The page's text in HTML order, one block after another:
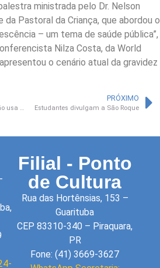
ministrada pelo Dr. Nelson
da Pastoral da Criança, que abordou o
– um tema de saúde pública”,
Nilza Costa, da World
o cenário atual da gravidez
Desapegue do que você não usa mais
PRÓXIMO
Estudantes divulgam a São Roque
Filial - Ponto
de Cultura
Rua das Hortênsias, 153 –
Guarituba
CEP 83310-340 – Piraquara,
PR
Fone: (41) 3669-3627